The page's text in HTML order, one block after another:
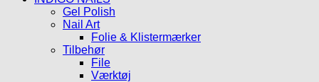
Gel Polish
Nail Art
Folie & Klistermærker
Tilbehør
File
Værktøj